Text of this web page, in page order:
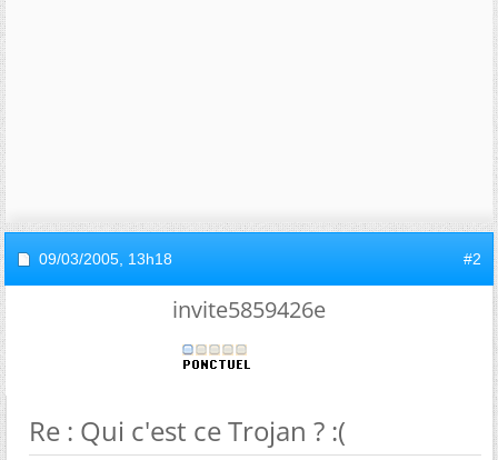
09/03/2005, 13h18 #2
invite5859426e
Re : Qui c'est ce Trojan ? :(